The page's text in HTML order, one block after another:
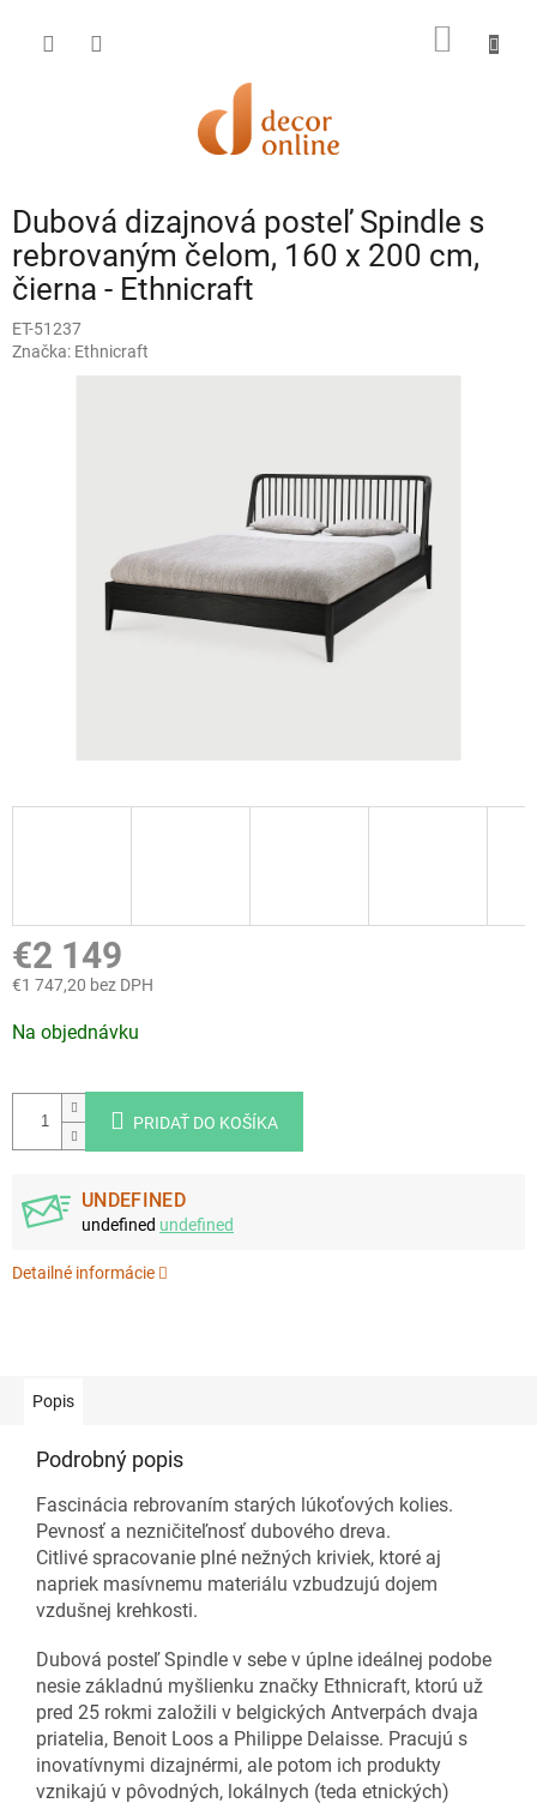
obsah
Dubová dizajnová posteľ Spindle s
rebrovaným čelom, 160 x 200 cm,
čierna - Ethnicraft
ET-51237
Značka: Ethnicraft
€2 149
€1 747,20 bez DPH
cena:
Na objednávku
PRIDAŤ DO KOŠÍKA
UNDEFINED
undefined undefined
Detailné informácie
Popis
Podrobný popis
Fascinácia rebrovaním starých lúkoťových kolies.
Pevnosť a nezničiteľnosť dubového dreva.
Citlivé spracovanie plné nežných kriviek, ktoré aj
napriek masívnemu materiálu vzbudzujú dojem
vzdušnej krehkosti.
Dubová posteľ Spindle v sebe v úplne ideálnej podobe
nesie základnú myšlienku značky Ethnicraft, ktorú už
pred 25 rokmi založili v belgických Antverpách dvaja
priatelia, Benoit Loos a Philippe Delaisse. Pracujú s
inovatívnymi dizajnérmi, ale potom ich produkty
vznikajú v pôvodných, lokálnych (teda etnických)